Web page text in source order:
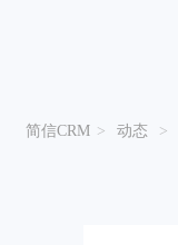
简信CRM > 动态 >